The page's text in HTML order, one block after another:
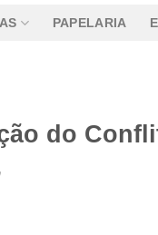
PAPELARIA
do